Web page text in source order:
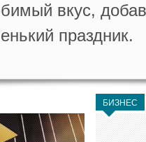
вкус,
праздник.
БИЗНЕС